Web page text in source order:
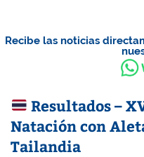
Recibe las noticias
Resultados –
Natación con
Tailandia